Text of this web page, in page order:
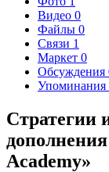
Видео 0
Файлы 0
Связи 1
Маркет 0
Обсуждения
Упоминания
Стратегии
Academy»